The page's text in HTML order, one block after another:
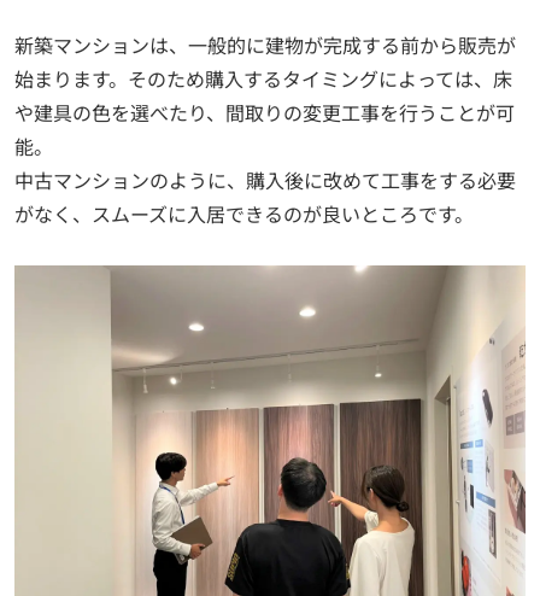
新築マンションは、一般的に建物が完成する前から販売が
始まります。そのため購入するタイミングによっては、床
や建具の色を選べたり、間取りの変更工事を行うことが可
能。
中古マンションのように、購入後に改めて工事をする必要
がなく、スムーズに入居できるのが良いところです。